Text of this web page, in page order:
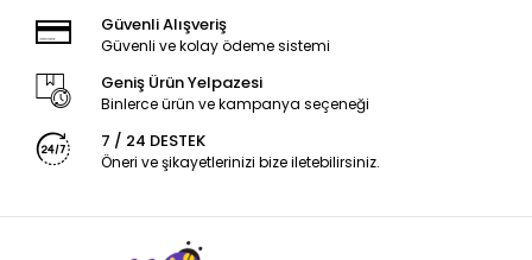
Güvenli Alışveriş
Güvenli ve kolay ödeme sistemi
Geniş Ürün Yelpazesi
Binlerce ürün ve kampanya seçeneği
7 / 24 DESTEK
Öneri ve şikayetlerinizi bize iletebilirsiniz.